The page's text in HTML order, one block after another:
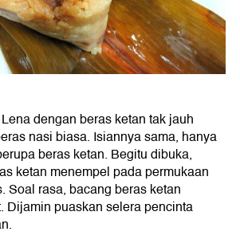
dengan beras ketan tak jauh
nasi biasa. Isiannya sama, hanya
beras ketan. Begitu dibuka,
ketan menempel pada permukaan
Soal rasa, bacang beras ketan
Dijamin puaskan selera pencinta